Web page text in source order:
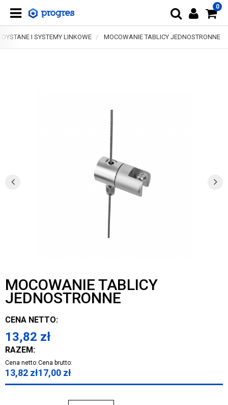
0
DYSTANE I SYSTEMY LINKOWE MOCOWANIE TABLICY JEDNOSTRONNE
MOCOWANIE TABLICY
JEDNOSTRONNE
CENA NETTO:
13,82 zł
RAZEM:
Cena netto:
13,82 zł
Cena brutto:
17,00 zł